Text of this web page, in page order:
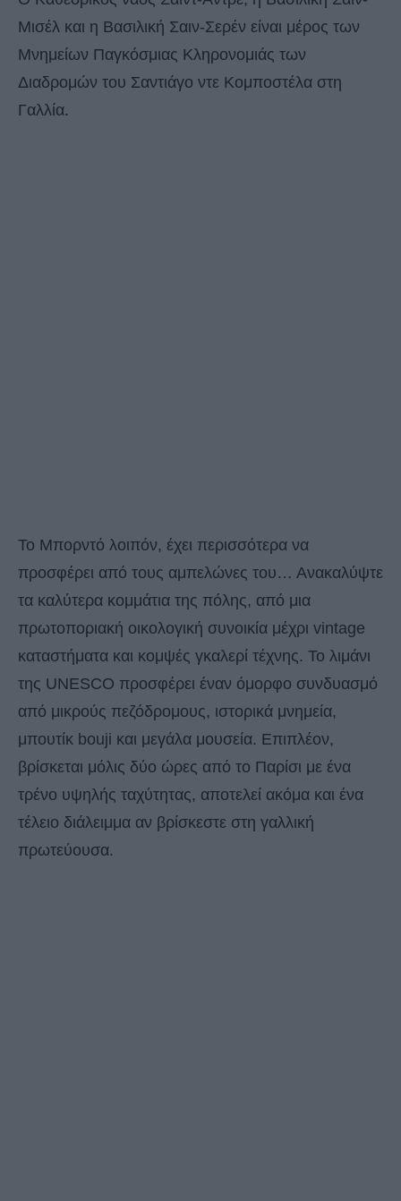
Μισέλ και η Βασιλική Σαιν-Σερέν είναι μέρος των
Μνημείων Παγκόσμιας Κληρονομιάς των
Διαδρομών του Σαντιάγο ντε Κομποστέλα στη
Γαλλία.
Το Μπορντό λοιπόν, έχει περισσότερα να
προσφέρει από τους αμπελώνες του… Ανακαλύψτε
τα καλύτερα κομμάτια της πόλης, από μια
πρωτοποριακή οικολογική συνοικία μέχρι vintage
καταστήματα και κομψές γκαλερί τέχνης. Το λιμάνι
της UNESCO προσφέρει έναν όμορφο συνδυασμό
από μικρούς πεζόδρομους, ιστορικά μνημεία,
μπουτίκ bouji και μεγάλα μουσεία. Επιπλέον,
βρίσκεται μόλις δύο ώρες από το Παρίσι με ένα
τρένο υψηλής ταχύτητας, αποτελεί ακόμα και ένα
τέλειο διάλειμμα αν βρίσκεστε στη γαλλική
πρωτεύουσα.